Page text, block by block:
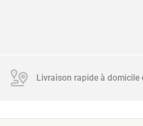
Livraison rapide à domicile